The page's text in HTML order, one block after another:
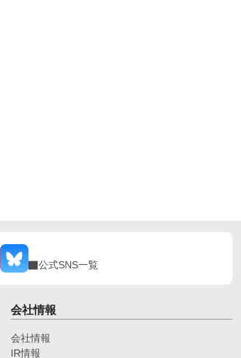
公式SNS一覧
会社情報
会社情報
IR情報